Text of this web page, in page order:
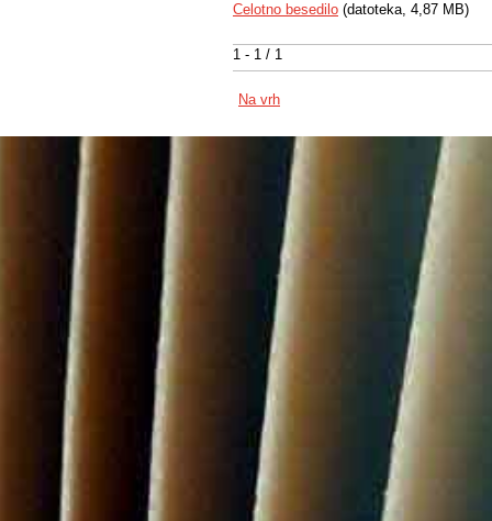
1 - 1 / 1
Celotno besedilo (datoteka, 4,87 MB)
Na vrh